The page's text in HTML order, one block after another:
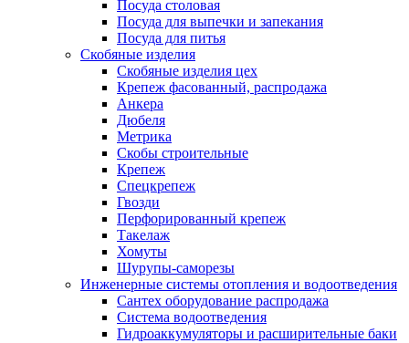
Посуда столовая
Посуда для выпечки и запекания
Посуда для питья
Скобяные изделия
Скобяные изделия цех
Крепеж фасованный, распродажа
Анкера
Дюбеля
Метрика
Скобы строительные
Крепеж
Спецкрепеж
Гвозди
Перфорированный крепеж
Такелаж
Хомуты
Шурупы-саморезы
Инженерные системы отопления и водоотведения
Сантех оборудование распродажа
Система водоотведения
Гидроаккумуляторы и расширительные баки